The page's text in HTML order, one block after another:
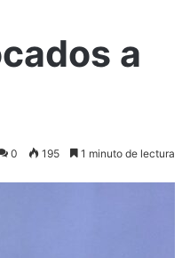
a
0 195 1 minuto de lectura